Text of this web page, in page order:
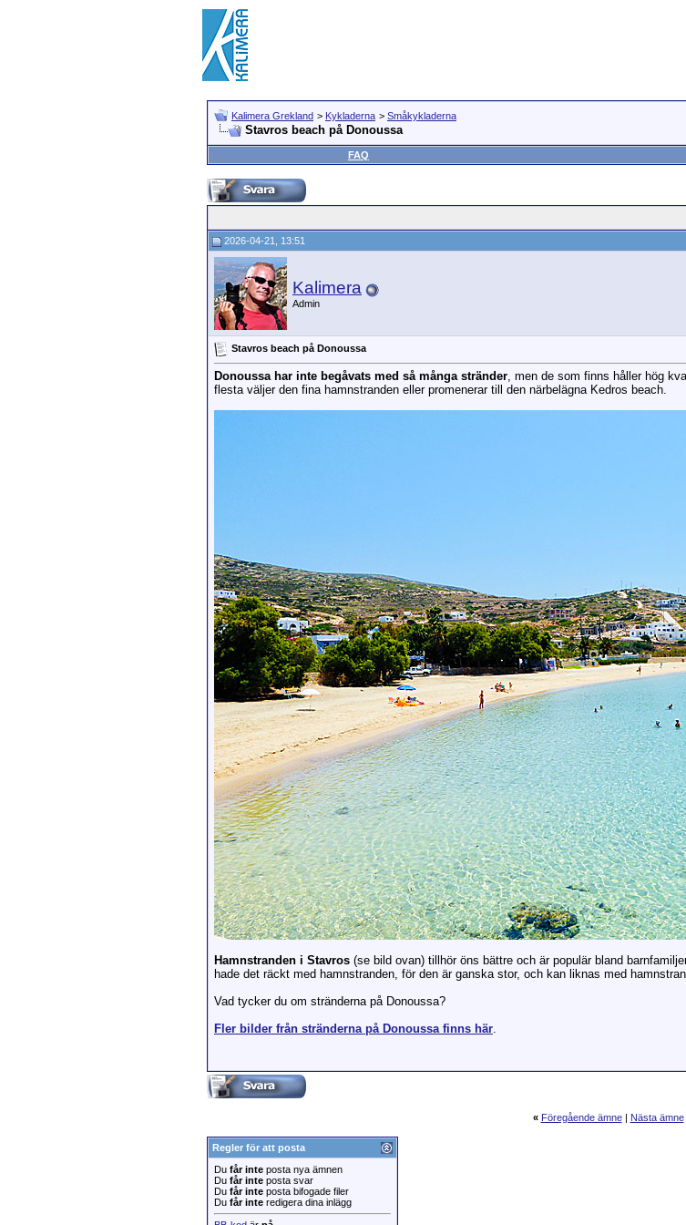
Kalimera Grekland > Kykladerna > Småkykladerna
Stavros beach på Donoussa
FAQ
2026-04-21, 13:51
Kalimera
Admin
Stavros beach på Donoussa
Donoussa har inte begåvats med så många stränder, men de som finns håller hög
flesta väljer den fina hamnstranden eller promenerar till den närbelägna Kedros beach.
Hamnstranden i Stavros (se bild ovan) tillhör öns bättre och är populär bland
hade det räckt med hamnstranden, för den är ganska stor, och kan liknas med
Vad tycker du om stränderna på Donoussa?
Fler bilder från stränderna på Donoussa finns här.
« Föregående ämne| Nästa ämne
Regler för att posta
Du får inte posta nya ämnen
Du får inte posta svar
Du får inte posta bifogade filer
Du får inte redigera dina inlägg